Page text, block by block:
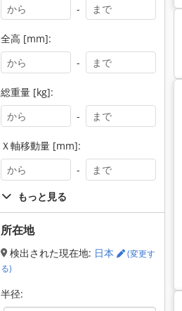
-
全高 [mm]:
-
総重量 [kg]:
-
Ｘ軸移動量 [mm]:
-
もっと見る
所在地
検出された現在地: 日本
(変更す
る)
半径:
Maka Cnc Woodwop